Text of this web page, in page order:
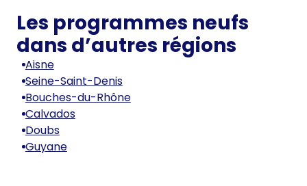
Les programmes neufs
dans d’autres régions
Aisne
Seine-Saint-Denis
Bouches-du-Rhône
Calvados
Doubs
Guyane